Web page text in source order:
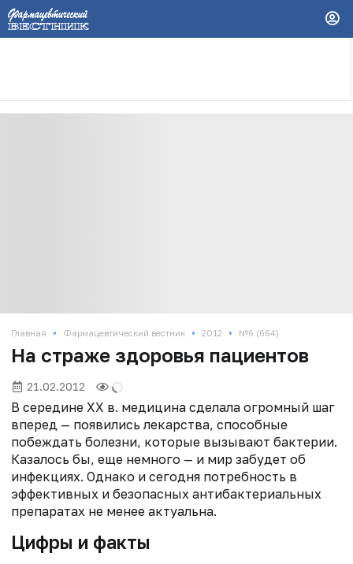
Главная • Фармацевтический вестник • 2012 • №6 (664)
На страже здоровья пациентов
21.02.2012
В середине XX в. медицина сделала огромный шаг
вперед — появились лекарства, способные
побеждать болезни, которые вызывают бактерии.
Казалось бы, еще немного — и мир забудет об
инфекциях. Однако и сегодня потребность в
эффективных и безопасных антибактериальных
препаратах не менее актуальна.
Цифры и факты